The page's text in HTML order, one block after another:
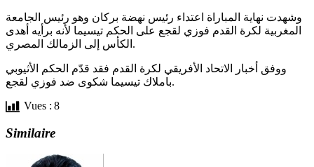
وشهدت نهاية المباراة اعتداء رئيس نهضة بركان وهو رئيس الجامعة
المغربية لكرة القدم فوزي لقجع على الحكم تيسيما لأنه برأيه أهدى
الكأس إلى الزمالك المصري.
ووفق أخبار الاتحاد الأفريقي لكرة القدم فقد قدّم الحكم الأثيوبي
باملاك تيسيما شكوى ضد فوزي لقجع.
Vues : 8
Similaire